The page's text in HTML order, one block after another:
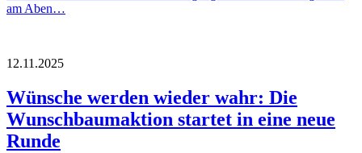
am Aben…
12.11.2025
Wünsche werden wieder wahr: Die
Wunschbaumaktion startet in eine neue
Runde